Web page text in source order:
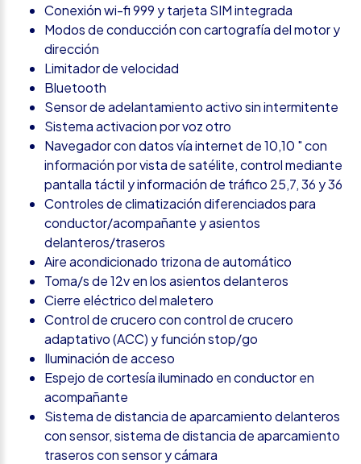
Conexión wi-fi 999 y tarjeta SIM integrada
Modos de conducción con cartografía del motor y
dirección
Limitador de velocidad
Bluetooth
Sensor de adelantamiento activo sin intermitente
Sistema activacion por voz otro
Navegador con datos vía internet de 10,10 " con
información por vista de satélite, control mediante
pantalla táctil y información de tráfico 25,7, 36 y 36
Controles de climatización diferenciados para
conductor/acompañante y asientos
delanteros/traseros
Aire acondicionado trizona de automático
Toma/s de 12v en los asientos delanteros
Cierre eléctrico del maletero
Control de crucero con control de crucero
adaptativo (ACC) y función stop/go
Iluminación de acceso
Espejo de cortesía iluminado en conductor en
acompañante
Sistema de distancia de aparcamiento delanteros
con sensor, sistema de distancia de aparcamiento
traseros con sensor y cámara